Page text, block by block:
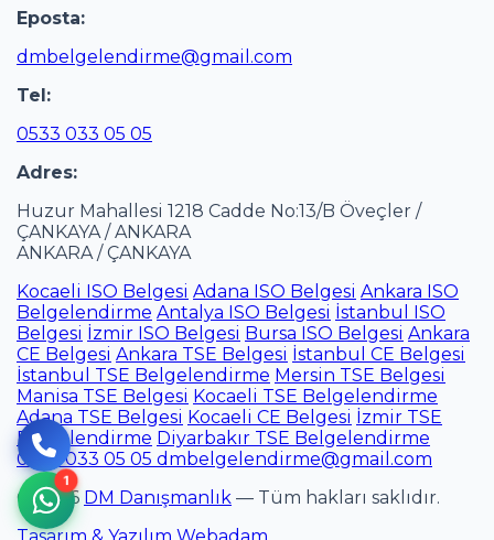
Eposta:
dmbelgelendirme@gmail.com
Tel:
0533 033 05 05
Adres:
Huzur Mahallesi 1218 Cadde No:13/B Öveçler /
ÇANKAYA / ANKARA
ANKARA / ÇANKAYA
Kocaeli ISO Belgesi Adana ISO Belgesi Ankara ISO
Belgelendirme Antalya ISO Belgesi İstanbul ISO
Belgesi İzmir ISO Belgesi Bursa ISO Belgesi Ankara
CE Belgesi Ankara TSE Belgesi İstanbul CE Belgesi
İstanbul TSE Belgelendirme Mersin TSE Belgesi
Manisa TSE Belgesi Kocaeli TSE Belgelendirme
Adana TSE Belgesi Kocaeli CE Belgesi İzmir TSE
Belgelendirme Diyarbakır TSE Belgelendirme
0533 033 05 05 dmbelgelendirme@gmail.com
© 2026 DM Danışmanlık — Tüm hakları saklıdır.